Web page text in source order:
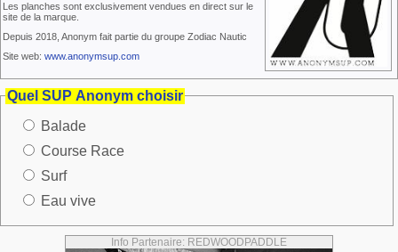
Les planches sont exclusivement vendues en direct sur le
site de la marque.
Depuis 2018, Anonym fait partie du groupe Zodiac Nautic
Site web: www.anonymsup.com
Quel SUP Anonym choisir
Balade
Course Race
Surf
Eau vive
Info Partenaire: REDWOODPADDLE